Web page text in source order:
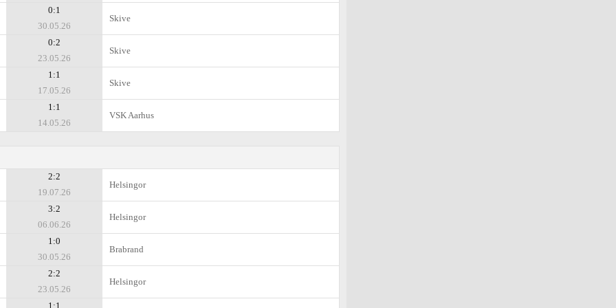
0:1
30.05.26
Skive
0:2
23.05.26
Skive
1:1
17.05.26
Skive
1:1
14.05.26
VSK Aarhus
2:2
19.07.26
Helsingor
3:2
06.06.26
Helsingor
1:0
30.05.26
Brabrand
2:2
23.05.26
Helsingor
1:1